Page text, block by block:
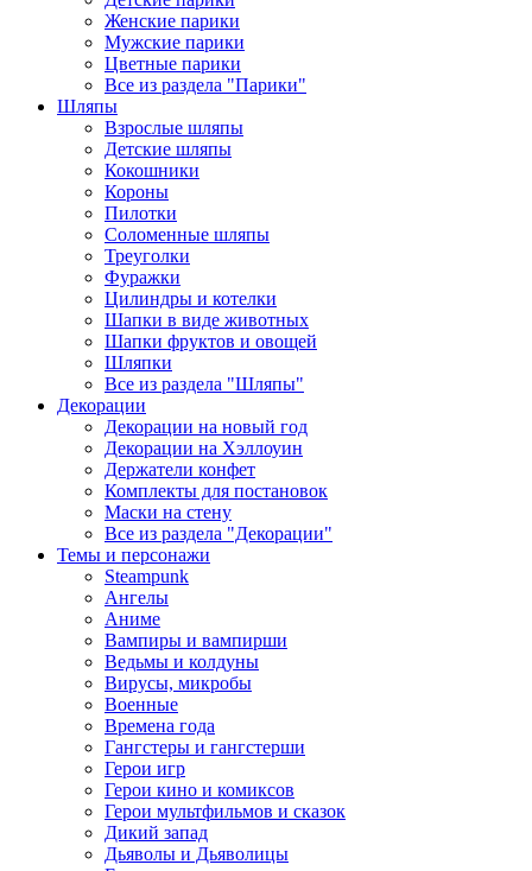
Женские парики
Мужские парики
Цветные парики
Все из раздела "Парики"
Шляпы
Взрослые шляпы
Детские шляпы
Кокошники
Короны
Пилотки
Соломенные шляпы
Треуголки
Фуражки
Цилиндры и котелки
Шапки в виде животных
Шапки фруктов и овощей
Шляпки
Все из раздела "Шляпы"
Декорации
Декорации на новый год
Декорации на Хэллоуин
Держатели конфет
Комплекты для постановок
Маски на стену
Все из раздела "Декорации"
Темы и персонажи
Steampunk
Ангелы
Аниме
Вампиры и вампирши
Ведьмы и колдуны
Вирусы, микробы
Военные
Времена года
Гангстеры и гангстерши
Герои игр
Герои кино и комиксов
Герои мультфильмов и сказок
Дикий запад
Дьяволы и Дьяволицы